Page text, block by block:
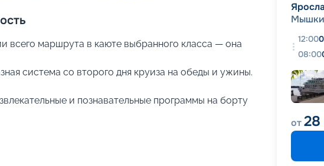
всего маршрута в каюте выбранного класса — она
система со второго дня круиза на обеды и ужины.
и познавательные программы на борту
12:00
08:00
от